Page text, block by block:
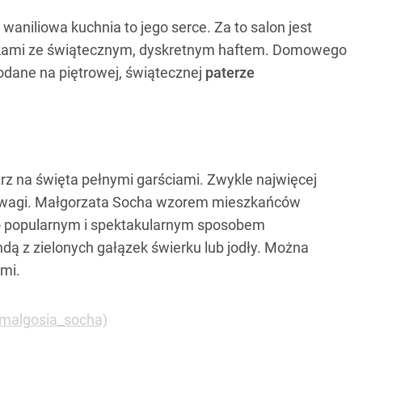
waniliowa kuchnia to jego serce. Za to salon jest
ze świątecznym, dyskretnym haftem. Domowego
na piętrowej, świątecznej paterze
na święta pełnymi garściami. Zwykle najwięcej
Małgorzata Socha wzorem mieszkańców
popularnym i spektakularnym sposobem
z zielonych gałązek świerku lub jodły. Można